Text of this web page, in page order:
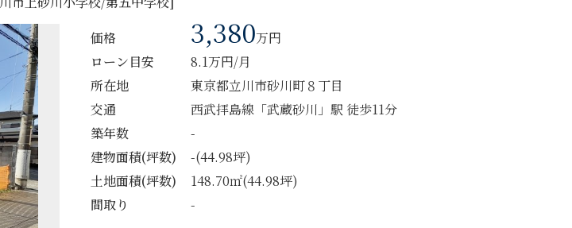
価格 3,380万円
ローン目安
8.1万円/月
所在地
東京都立川市砂川町８丁目
交通
西武拝島線「武蔵砂川」駅 徒歩11分
築年数
-
建物面積(坪数)
-(44.98坪)
土地面積(坪数)
148.70㎡(44.98坪)
間取り
-